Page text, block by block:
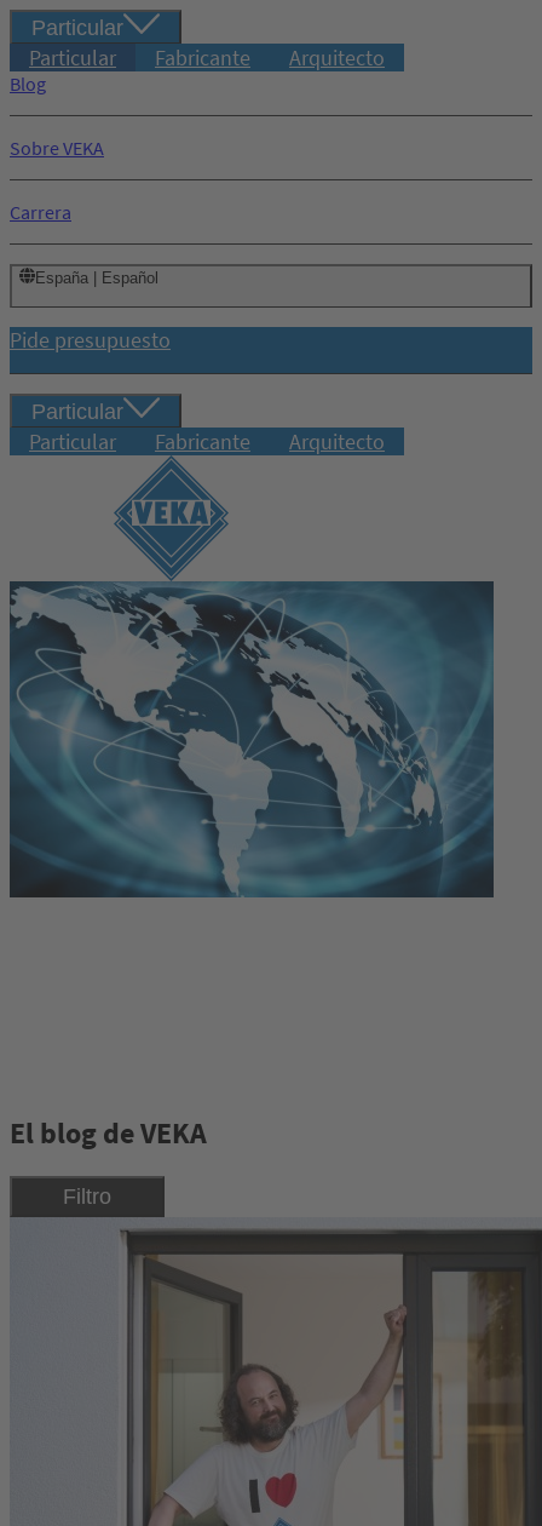
Particular
Particular Fabricante Arquitecto
Blog
Sobre VEKA
Carrera
España | Español
Pide presupuesto
Particular
Particular Fabricante Arquitecto
El blog de VEKA
Filtro